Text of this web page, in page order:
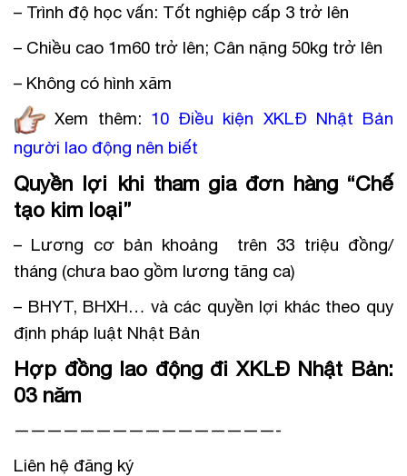
– Trình độ học vấn: Tốt nghiệp cấp 3 trở lên
– Chiều cao 1m60 trở lên; Cân nặng 50kg trở lên
– Không có hình xăm
Xem thêm: 10 Điều kiện XKLĐ Nhật Bản
người lao động nên biết
Quyền lợi khi tham gia đơn hàng “Chế
tạo kim loại”
– Lương cơ bản khoảng trên 33 triệu đồng/
tháng (chưa bao gồm lương tăng ca)
– BHYT, BHXH… và các quyền lợi khác theo quy
định pháp luật Nhật Bản
Hợp đồng lao động đi XKLĐ Nhật Bản:
03 năm
————————————————-
Liên hệ đăng ký